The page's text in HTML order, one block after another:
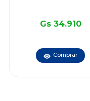
Gs 34.910
Comprar